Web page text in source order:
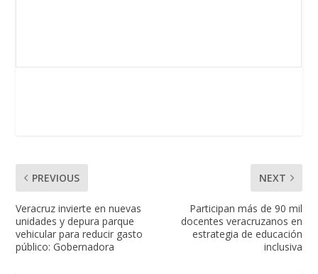
PREVIOUS
Veracruz invierte en nuevas
unidades y depura parque
vehicular para reducir gasto
público: Gobernadora
NEXT
Participan más de 90 mil
docentes veracruzanos en
estrategia de educación
inclusiva